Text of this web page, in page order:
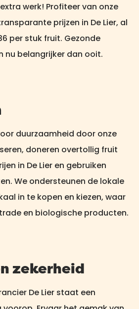
werk! Profiteer van onze
prijzen in De Lier, al
per stuk fruit. Gezonde
nu belangrijker dan ooit.
duurzaamheid door onze
doneren overtollig fruit
in De Lier en gebruiken
We ondersteunen de lokale
in te kopen en kiezen, waar
en biologische producten.
zekerheid
De Lier staat een